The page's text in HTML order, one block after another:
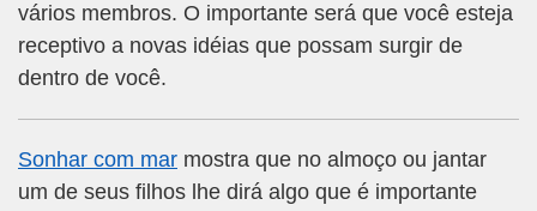
vários membros. O importante será que você esteja
receptivo a novas idéias que possam surgir de
dentro de você.
Sonhar com mar mostra que no almoço ou jantar
um de seus filhos lhe dirá algo que é importante